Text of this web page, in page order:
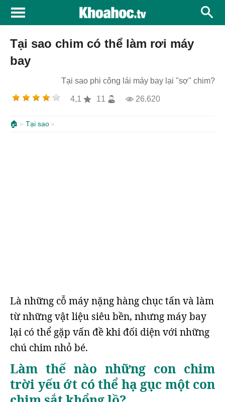
Tại sao chim có thể làm rơi máy
bay
Tại sao phi công lái máy bay lại "sợ" chim?
4,1 11 26.620
🏠 Tại sao
Là những cỗ máy nặng hàng chục tấn và làm
từ những vật liệu siêu bền, nhưng máy bay
lại có thể gặp vấn đề khi đối diện với những
chú chim nhỏ bé.
Làm thế nào những con chim
trời yếu ớt có thể hạ gục một con